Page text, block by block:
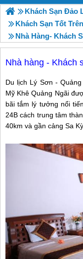
Khách Sạn Đảo
Khách Sạn Tốt
Nhà Hàng- Khách
Nhà hàng - Khách
Du lịch Lý Sơn -
Mỹ Khê Quảng Ngãi
bãi tắm lý tưởng nổi
24B cách trung tâm
40km và gần cảng Sa